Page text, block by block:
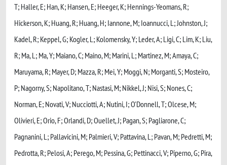
T; Haller, E; Han, K; Hansen, E; Heeger, K; Hennings-Yeomans, R;
Hickerson, K; Huang, R; Huang, H; Iannone, M; Ioannucci, L; Johnston, J;
Kadel, R; Keppel, G; Kogler, L; Kolomensky, Y; Leder, A; Ligi, C; Lim, K; Liu,
R; Ma, L; Ma, Y; Maiano, C; Maino, M; Marini, L; Martinez, M; Amaya, C;
Maruyama, R; Mayer, D; Mazza, R; Mei, Y; Moggi, N; Morganti, S; Mosteiro,
P; Nagorny, S; Napolitano, T; Nastasi, M; Nikkel, J; Nisi, S; Nones, C;
Norman, E; Novati, V; Nucciotti, A; Nutini, I; O'Donnell, T; Olcese, M;
Olivieri, E; Orio, F; Orlandi, D; Ouellet, J; Pagan, S; Pagliarone, C;
Pagnanini, L; Pallavicini, M; Palmieri, V; Pattavina, L; Pavan, M; Pedretti, M;
Pedrotta, R; Pelosi, A; Perego, M; Pessina, G; Pettinacci, V; Piperno, G; Pira,